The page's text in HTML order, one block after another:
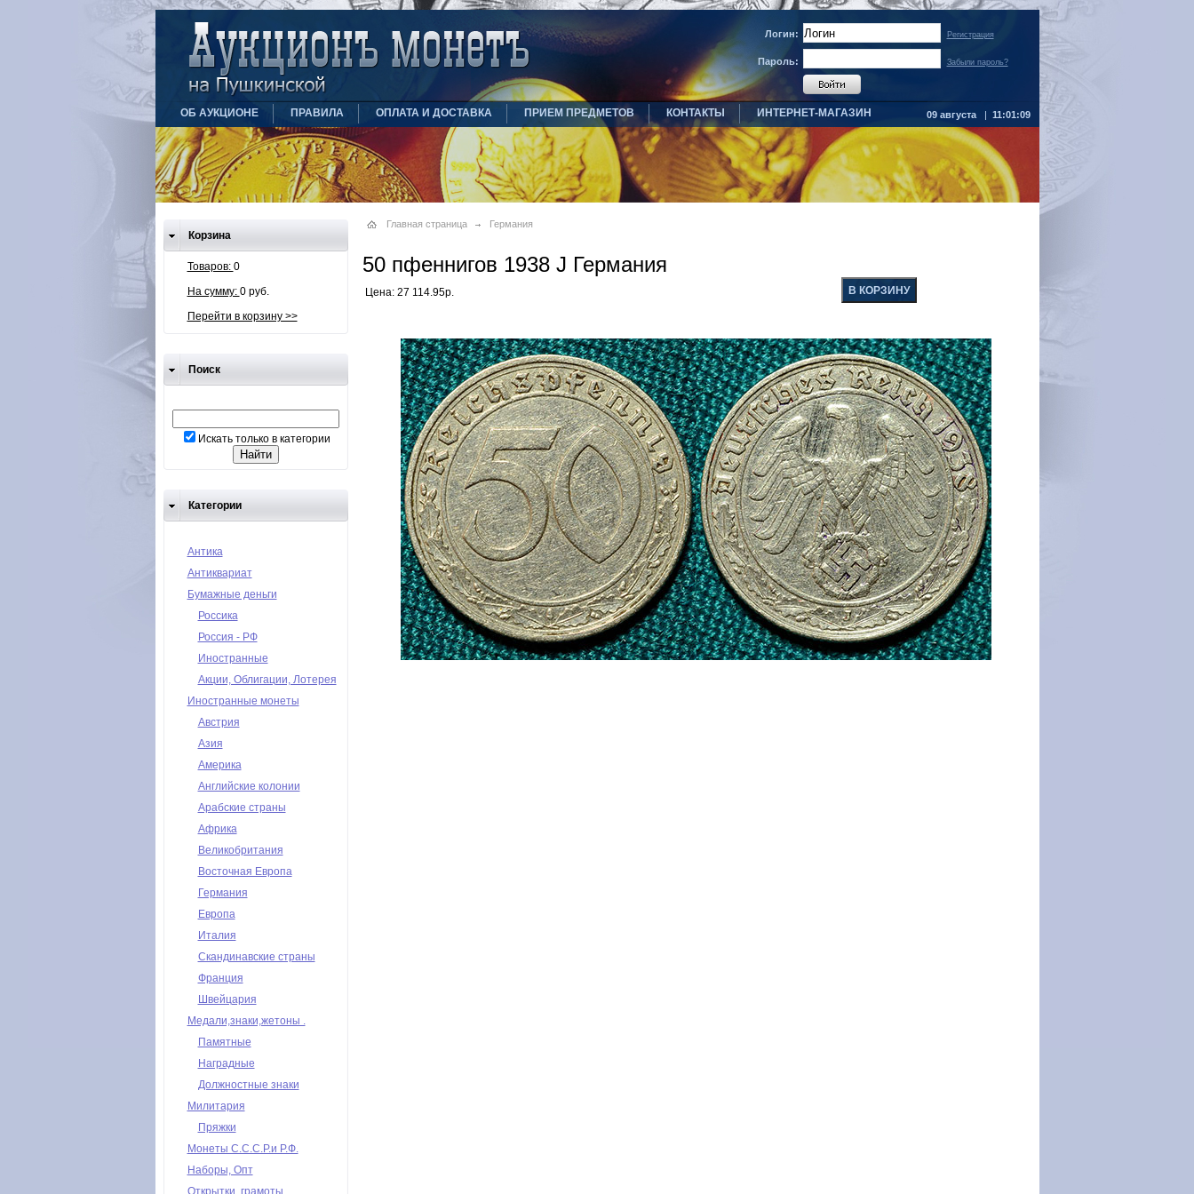
Логин: Регистрация
Пароль: Забыли пароль?
ОБ АУКЦИОНЕ ПРАВИЛА ОПЛАТА И ДОСТАВКА ПРИЕМ ПРЕДМЕТОВ КОНТАКТЫ ИНТЕРНЕТ-МАГАЗИН 09 августа | 11:01:09
Корзина
Товаров: 0
На сумму: 0 руб.
Перейти в корзину >>
Поиск
Искать только в категории
Категории
Антика
Антиквариат
Бумажные деньги
Россика
Россия - РФ
Иностранные
Акции, Облигации, Лотерея
Иностранные монеты
Австрия
Азия
Америка
Английские колонии
Арабские страны
Африка
Великобритания
Восточная Европа
Германия
Европа
Италия
Скандинавские страны
Франция
Швейцария
Медали,знаки,жетоны .
Памятные
Наградные
Должностные знаки
Милитария
Пряжки
Монеты С.С.С.Р.и Р.Ф.
Наборы, Опт
Открытки, грамоты,
Главная страница Германия
50 пфеннигов 1938 J Германия
Цена: 27 114.95р.